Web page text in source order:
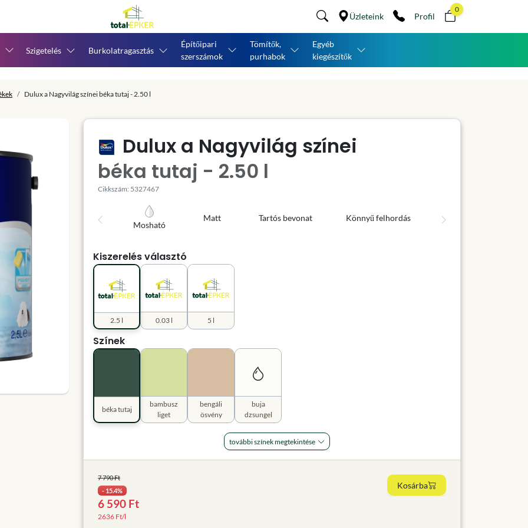
Üzleteink Profil
0
Szigetelés Burkolatragasztás
Építőipari
szerszámok
Tömítők,
purhabok
Egyéb
kiegészítők
Dulux a Nagyvilág színei béka tutaj - 2.50 l
Dulux a Nagyvilág színei
béka tutaj - 2.50 l
Cikkszám: 5327467
Mosható
Matt Tartós bevonat Könnyű felhordás
Kiszerelés választó
0.03 l
2.5 l 5 l
Színek
bambusz
liget
bengáli
ösvény
buja
dzsungel
béka tutaj
további színek megtekintése
7 790 Ft
- 15.4%
6 590 Ft
2636 Ft/l
Kosárba